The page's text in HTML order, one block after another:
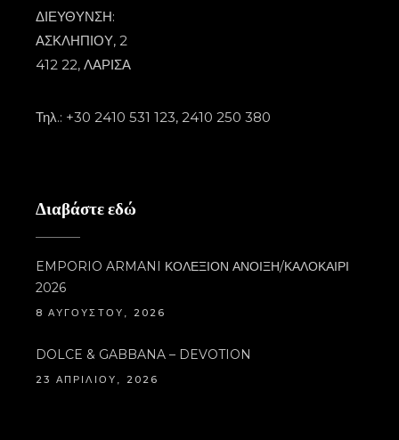
ΔΙΕΥΘΥΝΣΗ:
ΑΣΚΛΗΠΙΟΥ, 2
412 22, ΛΑΡΙΣΑ
Τηλ.: +30 2410 531 123, 2410 250 380
Διαβάστε εδώ
EMPORIO ARMANI ΚΟΛΕΞΙΟΝ ΑΝΟΙΞΗ/ΚΑΛΟΚΑΙΡΙ
2026
8 ΑΥΓΟΎΣΤΟΥ, 2026
DOLCE & GABBANA – DEVOTION
23 ΑΠΡΙΛΊΟΥ, 2026